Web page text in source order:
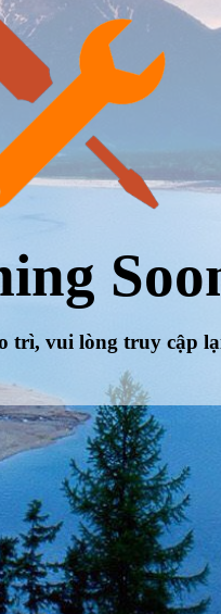
trì, vui lòng truy cập